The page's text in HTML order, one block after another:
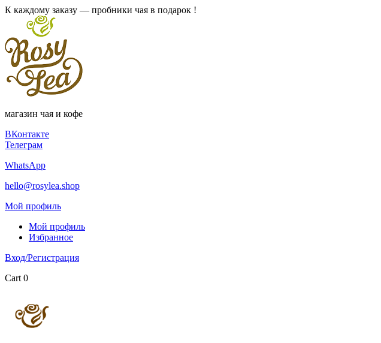
К каждому заказу — пробники чая в подарок !
магазин чая и кофе
ВКонтакте
Телеграм
WhatsApp
hello@rosylea.shop
Мой профиль
Мой профиль
Избранное
Вход/Регистрация
Cart 0